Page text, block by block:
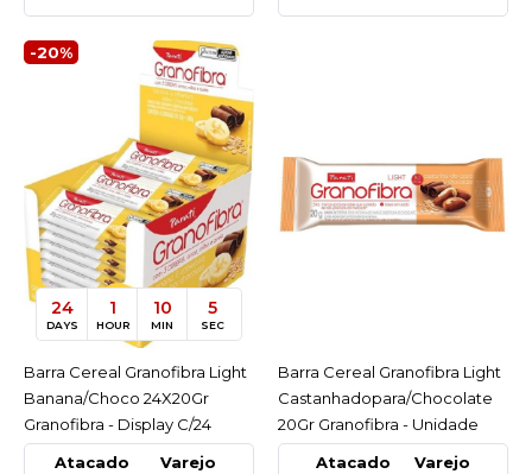
Barra Cereal Granofibra
Coco/Chocolate 24X20Gr
Granofibra - Display C/24
Un
COMPARAR
LISTA DE DESEJO
-20%
ACESSAR
24
DAYS
1
HOUR
10
MIN
5
SEC
Barra Cereal Granofibra Light
Banana/Choco 24X20Gr
Granofibra - Display C/24
Atacado
Varejo
ACESSAR
Barra Cereal Granofibra Light
Castanhadopara/Chocolate
20Gr Granofibra - Unidade
Atacado
Varejo